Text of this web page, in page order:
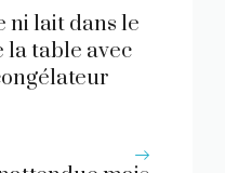
ni lait dans le
la table avec